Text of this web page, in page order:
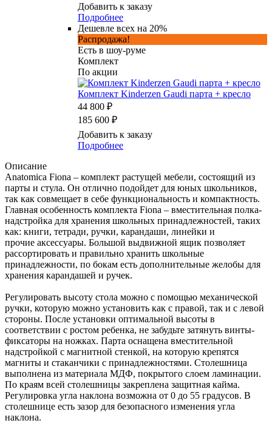
Добавить к заказу
Подробнее
Дешевле всех на 20%
Распродажа!
Есть в шоу-руме
Комплект
По акции
Комплект Kinderzen Gaudi парта + кресло
44 800 ₽
185 600 ₽
Добавить к заказу
Подробнее
Описание
Anatomica Fiona – комплект растущей мебели, состоящий из
парты и стула. Он отлично подойдет для юных школьников,
так как совмещает в себе функциональность и компактность.
Главная особенность комплекта Fiona – вместительная полка-
надстройка для хранения школьных принадлежностей, таких
как: книги, тетради, ручки, карандаши, линейки и
прочие аксессуары. Большой выдвижной ящик позволяет
рассортировать и правильно хранить школьные
принадлежности, по бокам есть дополнительные желобы для
хранения карандашей и ручек.
Регулировать высоту стола можно с помощью механической
ручки, которую можно установить как с правой, так и с левой
стороны. После установки оптимальной высоты в
соответствии с ростом ребенка, не забудьте затянуть винты-
фиксаторы на ножках. Парта оснащена вместительной
надстройкой с магнитной стенкой, на которую крепятся
магниты и стаканчики с принадлежностями. Столешница
выполнена из материала МДФ, покрытого слоем ламинации.
По краям всей столешницы закреплена защитная кайма.
Регулировка угла наклона возможна от 0 до 55 градусов. В
столешнице есть зазор для безопасного изменения угла
наклона.